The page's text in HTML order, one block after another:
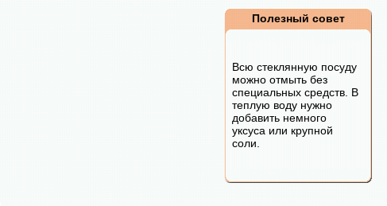
Полезный совет
Всю стеклянную посуду
можно отмыть без
специальных средств. В
теплую воду нужно
добавить немного
уксуса или крупной
соли.